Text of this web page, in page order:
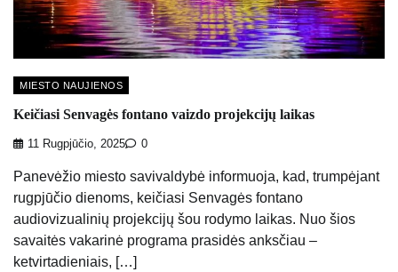
MIESTO NAUJIENOS
Keičiasi Senvagės fontano vaizdo projekcijų laikas
11 Rugpjūčio, 2025 0
Panevėžio miesto savivaldybė informuoja, kad, trumpėjant
rugpjūčio dienoms, keičiasi Senvagės fontano
audiovizualinių projekcijų šou rodymo laikas. Nuo šios
savaitės vakarinė programa prasidės anksčiau –
ketvirtadieniais, […]